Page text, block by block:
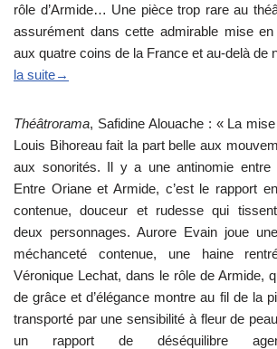
rôle d’Armide… Une pièce trop rare au
assurément dans cette admirable mise en
aux quatre coins de la France et au-delà de
la suite→
Théâtrorama, Safidine Alouache : « La
Louis Bihoreau fait la part belle aux
aux sonorités. Il y a une antinomie entre
Entre Oriane et Armide, c’est le rapport
contenue, douceur et rudesse qui
deux personnages. Aurore Evain joue
méchanceté contenue, une haine
Véronique Lechat, dans le rôle de Armide,
de grâce et d’élégance montre au fil de la
transporté par une sensibilité à fleur de
un rapport de déséquilibre